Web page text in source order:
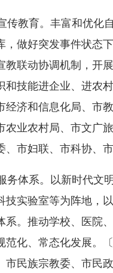
教育。丰富和优化
，做好突发事件状态
教联动协调机制，开
和技能进企业、进农
经济和信息化局、市
农业农村局、市文广
、市妇联、市科协、
体系。以新时代文
技实验室等为阵地，
系。推动学校、医院
范化、常态化发展。
市民族宗教委、市民